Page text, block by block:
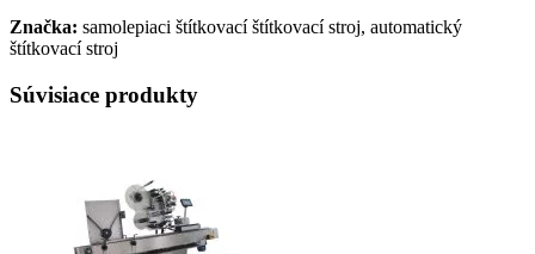
Značka: samolepiaci štítkovací štítkovací stroj, automatický
štítkovací stroj
Súvisiace produkty